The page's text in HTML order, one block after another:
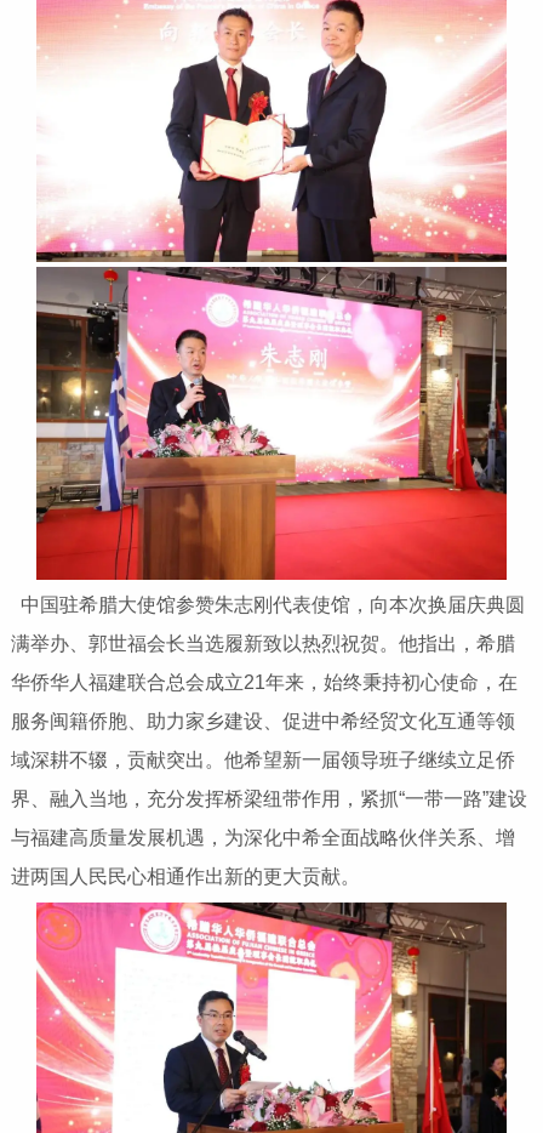
中国驻希腊大使馆参赞朱志刚代表使馆，向本次换届庆典圆
满举办、郭世福会长当选履新致以热烈祝贺。他指出，希腊
华侨华人福建联合总会成立21年来，始终秉持初心使命，在
服务闽籍侨胞、助力家乡建设、促进中希经贸文化互通等领
域深耕不辍，贡献突出。他希望新一届领导班子继续立足侨
界、融入当地，充分发挥桥梁纽带作用，紧抓“一带一路”建设
与福建高质量发展机遇，为深化中希全面战略伙伴关系、增
进两国人民民心相通作出新的更大贡献。